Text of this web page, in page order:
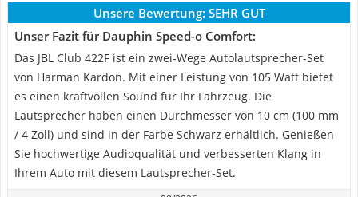
Unsere Bewertung: SEHR GUT
Unser Fazit für Dauphin Speed-o Comfort:
Das JBL Club 422F ist ein zwei-Wege Autolautsprecher-Set
von Harman Kardon. Mit einer Leistung von 105 Watt bietet
es einen kraftvollen Sound für Ihr Fahrzeug. Die
Lautsprecher haben einen Durchmesser von 10 cm (100 mm
/ 4 Zoll) und sind in der Farbe Schwarz erhältlich. Genießen
Sie hochwertige Audioqualität und verbesserten Klang in
Ihrem Auto mit diesem Lautsprecher-Set.